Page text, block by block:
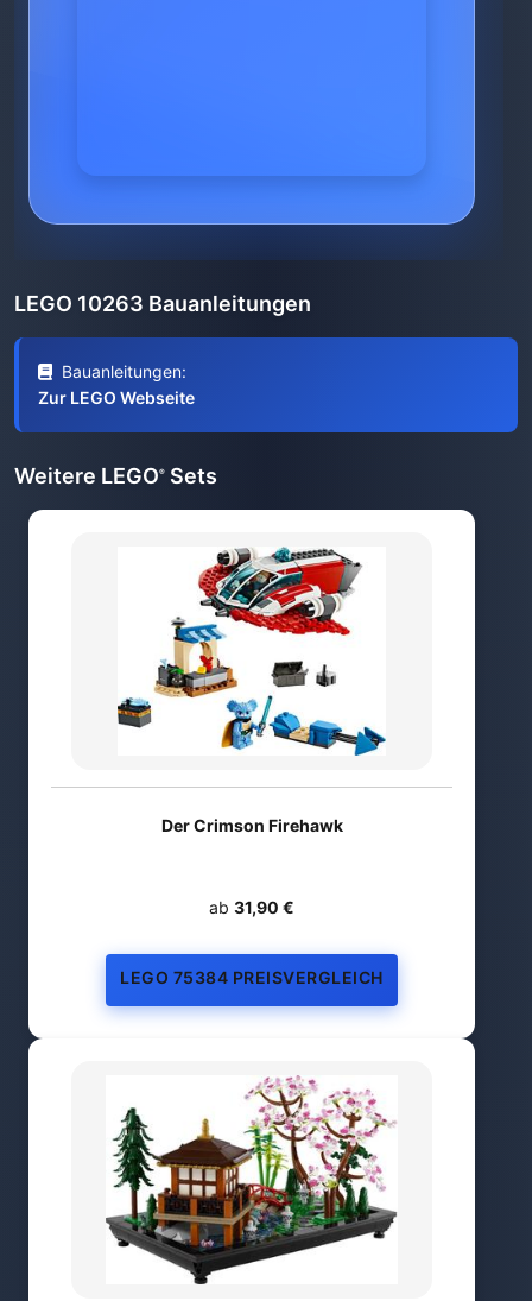
LEGO 10263 Bauanleitungen
Bauanleitungen:
Zur LEGO Webseite
Weitere LEGO® Sets
Der Crimson Firehawk
ab 31,90 €
LEGO 75384 PREISVERGLEICH